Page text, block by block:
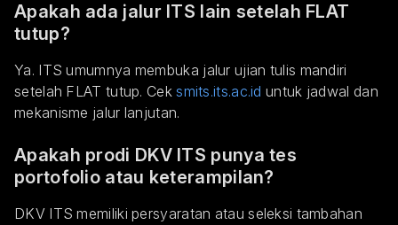
Apakah ada jalur ITS lain setelah FLAT
tutup?
Ya. ITS umumnya membuka jalur ujian tulis mandiri
setelah FLAT tutup. Ceksmits.its.ac.id untuk jadwal dan
mekanisme jalur lanjutan.
Apakah prodi DKV ITS punya tes
portofolio atau keterampilan?
DKV ITS memiliki persyaratan atau seleksi tambahan